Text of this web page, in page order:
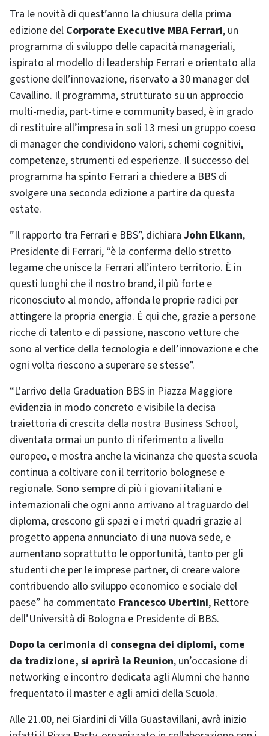
Tra le novità di quest’anno la chiusura della prima
edizione del Corporate Executive MBA Ferrari, un
programma di sviluppo delle capacità manageriali,
ispirato al modello di leadership Ferrari e orientato alla
gestione dell’innovazione, riservato a 30 manager del
Cavallino. Il programma, strutturato su un approccio
multi-media, part-time e community based, è in grado
di restituire all’impresa in soli 13 mesi un gruppo coeso
di manager che condividono valori, schemi cognitivi,
competenze, strumenti ed esperienze. Il successo del
programma ha spinto Ferrari a chiedere a BBS di
svolgere una seconda edizione a partire da questa
estate.
”Il rapporto tra Ferrari e BBS”, dichiara John Elkann,
Presidente di Ferrari, “è la conferma dello stretto
legame che unisce la Ferrari all’intero territorio. È in
questi luoghi che il nostro brand, il più forte e
riconosciuto al mondo, affonda le proprie radici per
attingere la propria energia. È qui che, grazie a persone
ricche di talento e di passione, nascono vetture che
sono al vertice della tecnologia e dell’innovazione e che
ogni volta riescono a superare se stesse”.
“L'arrivo della Graduation BBS in Piazza Maggiore
evidenzia in modo concreto e visibile la decisa
traiettoria di crescita della nostra Business School,
diventata ormai un punto di riferimento a livello
europeo, e mostra anche la vicinanza che questa scuola
continua a coltivare con il territorio bolognese e
regionale. Sono sempre di più i giovani italiani e
internazionali che ogni anno arrivano al traguardo del
diploma, crescono gli spazi e i metri quadri grazie al
progetto appena annunciato di una nuova sede, e
aumentano soprattutto le opportunità, tanto per gli
studenti che per le imprese partner, di creare valore
contribuendo allo sviluppo economico e sociale del
paese” ha commentato Francesco Ubertini, Rettore
dell’Università di Bologna e Presidente di BBS.
Dopo la cerimonia di consegna dei diplomi, come
da tradizione, si aprirà la Reunion, un’occasione di
networking e incontro dedicata agli Alumni che hanno
frequentato il master e agli amici della Scuola.
Alle 21.00, nei Giardini di Villa Guastavillani, avrà inizio